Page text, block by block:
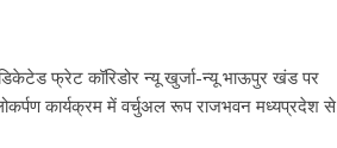
फ्रेट कॉरिडोर न्यू खुर्जा-न्यू भाऊपुर खंड पर
कार्यक्रम में वर्चुअल रूप राजभवन मध्यप्रदेश से